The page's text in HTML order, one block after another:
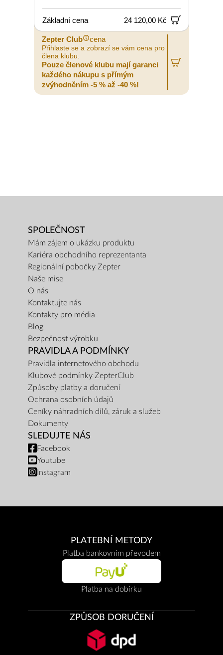
Základní cena 24 120,00 Kč
Zepter Club cena
Přihlaste se a zobrazí se vám cena pro
člena klubu.
Pouze členové klubu mají garanci
každého nákupu s přímým
zvýhodněním -5 % až -40 %!
SPOLEČNOST
Mám zájem o ukázku produktu
Kariéra obchodního reprezentanta
Regionální pobočky Zepter
Naše mise
O nás
Kontaktujte nás
Kontakty pro média
Blog
Bezpečnost výrobku
PRAVIDLA A PODMÍNKY
Pravidla internetového obchodu
Klubové podmínky ZepterClub
Způsoby platby a doručení
Ochrana osobních údajů
Ceníky náhradních dílů, záruk a služeb
Dokumenty
SLEDUJTE NÁS
Facebook
Youtube
Instagram
PLATEBNÍ METODY
Platba bankovním převodem
Platba na dobírku
ZPŮSOB DORUČENÍ